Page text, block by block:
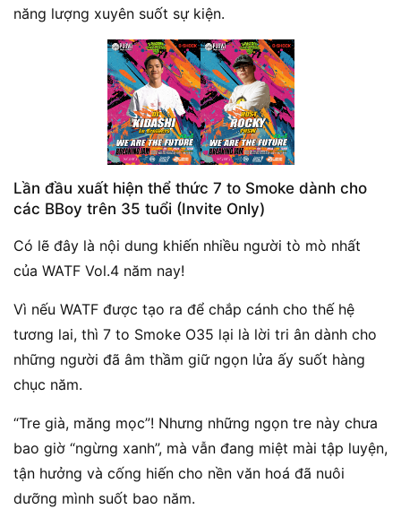
năng lượng xuyên suốt sự kiện.
Lần đầu xuất hiện thể thức 7 to Smoke dành cho
các BBoy trên 35 tuổi (Invite Only)
Có lẽ đây là nội dung khiến nhiều người tò mò nhất
của WATF Vol.4 năm nay!
Vì nếu WATF được tạo ra để chắp cánh cho thế hệ
tương lai, thì 7 to Smoke O35 lại là lời tri ân dành cho
những người đã âm thầm giữ ngọn lửa ấy suốt hàng
chục năm.
“Tre già, măng mọc”! Nhưng những ngọn tre này chưa
bao giờ “ngừng xanh”, mà vẫn đang miệt mài tập luyện,
tận hưởng và cống hiến cho nền văn hoá đã nuôi
dưỡng mình suốt bao năm.